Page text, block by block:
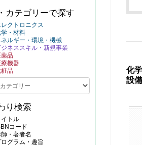
化
設
カテゴリーで探す
レクトロニクス
・材料
ネルギー・環境・機械
ジネススキル・新規事業
品
機器
品
り検索
イトル
コード
・著者名
ログラム・趣旨